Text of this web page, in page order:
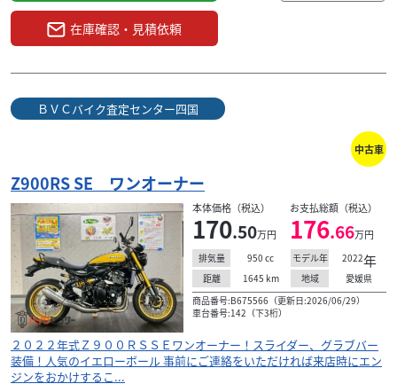
在庫確認・見積依頼
ＢＶＣバイク査定センター四国
中古車
Z900RS SE ワンオーナー
本体価格（税込）
170.50万円
お支払総額（税込）
176.66万円
排気量 950 cc モデル年 2022年
距離 1645 km 地域
愛媛県
商品番号:B675566（更新日:2026/06/29）
車台番号:142（下3桁）
２０２２年式Ｚ９００ＲＳＳＥワンオーナー！スライダー、グラブバー
装備！人気のイエローボール 事前にご連絡をいただければ来店時にエン
ジンをおかけするこ...